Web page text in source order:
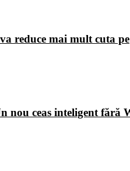
reduce mai mult cuta pe
nou ceas inteligent fără